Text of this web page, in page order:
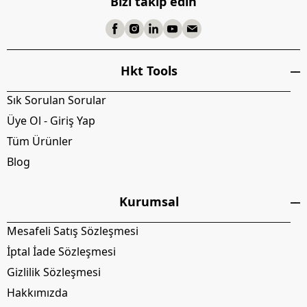
Hkt Tools
Sık Sorulan Sorular
Üye Ol - Giriş Yap
Tüm Ürünler
Blog
Kurumsal
Mesafeli Satış Sözleşmesi
İptal İade Sözleşmesi
Gizlilik Sözleşmesi
Hakkımızda